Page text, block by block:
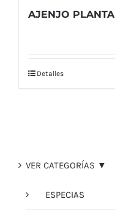
AJENJO PLANTA
Detalles
VER CATEGORÍAS ▼
ESPECIAS